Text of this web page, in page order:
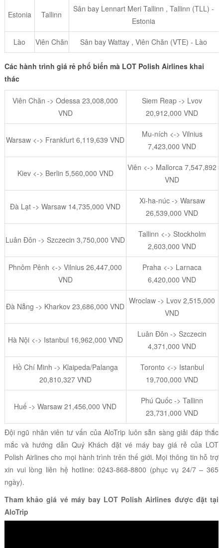
Estonia Tallinn
Sân bay Lennart Meri Tallinn , Tallinn (TLL) -
Estonia
Lào Viên Chăn Sân bay Wattay , Viên Chăn (VTE) - Lào
Các hành trình giá rẻ phổ biến mà LOT Polish Airlines khai
thác
Viên Chăn -> Odessa 23,008,000
VND
Siem Reap -> Lvov
20,912,000 VND
Warsaw <-> Frankfurt 6,119,639 VND
Mu-ních <-> Vilnius
7,423,000 VND
Kiev <-> Berlin 5,560,000 VND
Viên <-> Mallorca 7,547,892
VND
Đà Lạt -> Warsaw 14,735,000 VND
Xi-ha-núc -> Warsaw
26,539,000 VND
Luân Đôn -> Szczecin 3,750,000 VND
Tallinn <-> Stockholm
2,603,000 VND
Phnôm Pênh <-> Vilnius 26,447,000
VND
Praha <-> Larnaca
6,420,000 VND
Đà Nẵng -> Kharkov 23,686,000 VND
Wroclaw -> Lvov 2,515,000
VND
Hà Nội <-> Istanbul 16,962,000 VND
Luân Đôn -> Szczecin
4,371,000 VND
Hồ Chí Minh -> Klaipeda/Palanga
20,810,327 VND
Toronto <-> Istanbul
19,700,000 VND
Huế -> Warsaw 21,456,000 VND
Phú Quốc -> Tallinn
23,731,000 VND
Đội ngũ nhân viên tư vấn của AloTrip luôn sẵn sàng giải đáp thắc
mắc và hướng dẫn Quý Khách đặt vé máy bay giá rẻ của LOT
Polish Airlines cho mọi hành trình trên thế giới. Mọi thông tin hỗ trợ
xin vui lòng liên hệ hotline: 0243-868-8800 (phục vụ 24/7 – 365
ngày).
Tham khảo giá vé máy bay LOT Polish Airlines được đặt tại
AloTrip